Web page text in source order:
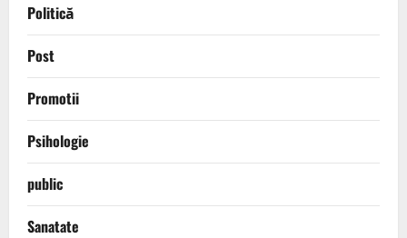
Politică
Post
Promotii
Psihologie
public
Sanatate